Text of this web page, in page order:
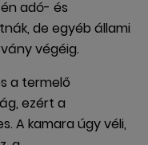
adó- és
de egyéb állami
végéig.
a termelő
ezért a
A kamara úgy véli,